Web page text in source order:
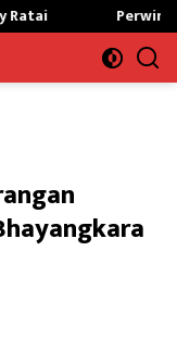
Kilang Balongan